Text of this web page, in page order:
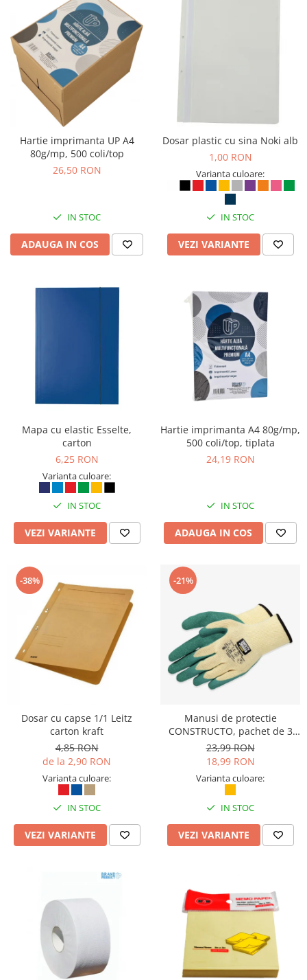
Bibliorafturi, caiete mecanice,
separatoare
Capsatoare, capse si perforatoare
Caiete si blocnotesuri
Dosare, folii protectie si mape
Accesorii diverse pentru birou
Etichetare si ambalare
Arhivare si depozitare
Instrumente de scris
Pixuri cu gel
Stilouri
Seturi de scris Premium
Rezerve instrumente scris
Ascutitori, radiere, agrafe
Foarfece pentru birou
Curatenie si igiena
Produse Antibacteriene
Articole pentru baie
Articole pentru bucatarie
Maturi, mopuri si galeti
Hartie igienica, prosoape hartie si
dispensere
Articole pentru rufe, casa,
geamuri, mobila
Articole pentru birou, suprafete,
pardoseli
Saci de gunoi
Accesorii pentru curatenie
Tipografie si stampile
Formulare tipizate
Caiete si blocnotesuri
personalizate
Stampile, tusiere si tus
Bluze & Pulovere
Camasi
Pantaloni
Pantaloni cu pieptar
Hartie imprimanta UP A4
80g/mp, 500 coli/top
26,50 RON
IN STOC
ADAUGA IN COS
Dosar plastic cu sina Noki alb
1,00 RON
Varianta culoare:
IN STOC
VEZI VARIANTE
Mapa cu elastic Esselte,
carton
6,25 RON
Varianta culoare:
IN STOC
VEZI VARIANTE
Hartie imprimanta A4 80g/mp,
500 coli/top, tiplata
24,19 RON
IN STOC
ADAUGA IN COS
-38%
Dosar cu capse 1/1 Leitz
carton kraft
4,85 RON
de la 2,90 RON
Varianta culoare:
IN STOC
VEZI VARIANTE
-21%
Manusi de protectie
CONSTRUCTO, pachet de 3
perechi, Safety Jogger
23,99 RON
18,99 RON
Varianta culoare:
IN STOC
VEZI VARIANTE